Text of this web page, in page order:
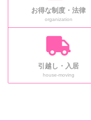
お得な制度・法律
organization
引越し・入居
house-moving